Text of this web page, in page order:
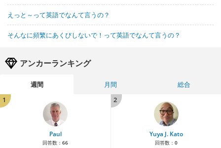
えっと～って英語でなんて言うの？
そんなに頻繁にあくびしないで！って英語でなんて言うの？
アンカーランキング
週間 月間
総合
1
Paul
回答数： 66
2
Yuya J. Kato
回答数： 0